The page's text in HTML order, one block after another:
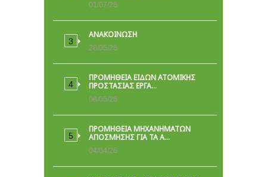
01/07/26
ΑΝΑΚΟΙΝΩΣΗ
28/05/26
ΠΡΟΜΉΘΕΙΑ ΕΙΔΏΝ ΑΤΟΜΙΚΉΣ
ΠΡΟΣΤΑΣΊΑΣ ΕΡΓΑ…
08/05/26
ΠΡΟΜΗΘΕΙΑ ΜΗΧΑΝΗΜΑΤΩΝ
ΑΠΟΣΜΗΣΗΣ ΓΙΑ ΤΑ Α…
04/04/26